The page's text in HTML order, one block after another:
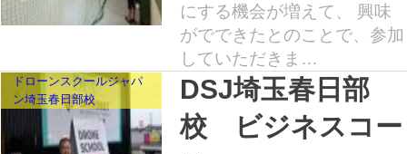
にする機会が増えて、 興味
がでできたとのことで、参加
していただきま…
ドローンスクールジャパ
ン埼玉春日部校
DSJ埼玉春日部
校 ビジネスコー